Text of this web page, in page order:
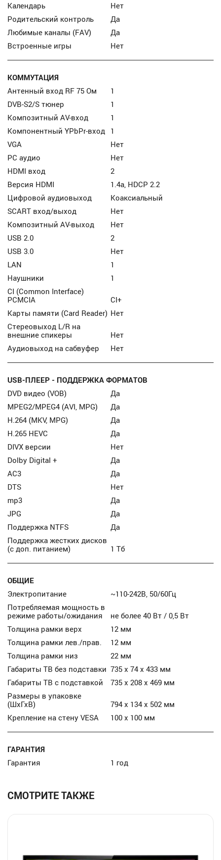
Календарь
Нет
Родительский контроль
Да
Любимые каналы (FAV)
Да
Встроенные игры
Нет
КОММУТАЦИЯ
Антенный вход RF 75 Ом
1
DVB-S2/S тюнер
1
Композитный AV-вход
1
Компонентный YPbPr-вход 1
VGA
Нет
PC аудио
Нет
HDMI вход
2
Версия HDMI
1.4a, HDCP 2.2
Цифровой аудиовыход
Коаксиальный
SCART вход/выход
Нет
Композитный AV-выход
Нет
USB 2.0
2
USB 3.0
Нет
LAN
1
Наушники
1
CI (Common Interface)
PCMCIA
CI+
Карты памяти (Card Reader) Нет
Стереовыход L/R на
внешние спикеры
Нет
Аудиовыход на сабвуфер
Нет
USB-ПЛЕЕР - ПОДДЕРЖКА ФОРМАТОВ
DVD видео (VOB)
Да
MPEG2/MPEG4 (AVI, MPG)
Да
H.264 (MKV, MPG)
Да
H.265 HEVC
Да
DIVX версии
Нет
Dolby Digital +
Да
AC3
Да
DTS
Нет
mp3
Да
JPG
Да
Поддержка NTFS
Да
Поддержка жестких дисков
(с доп. питанием)
1 Тб
ОБЩИЕ
Электропитание
~110-242В, 50/60Гц
Потребляемая мощность в
режиме работы/ожидания
не более 40 Вт / 0,5 Вт
Толщина рамки верх
12 мм
Толщина рамки лев./прав.
12 мм
Толщина рамки низ
22 мм
Габариты ТВ без подставки 735 x 74 x 433 мм
Габариты ТВ с подставкой
735 x 208 x 469 мм
Размеры в упаковке
(ШхГхВ)
794 х 134 х 502 мм
Крепление на стену VESA
100 x 100 мм
ГАРАНТИЯ
Гарантия
1 год
СМОТРИТЕ ТАКЖЕ